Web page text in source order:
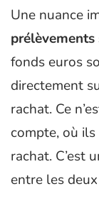
Une nuance
prélèvements
fonds euros
directement
rachat. Ce
compte, où
rachat. C’est
entre les